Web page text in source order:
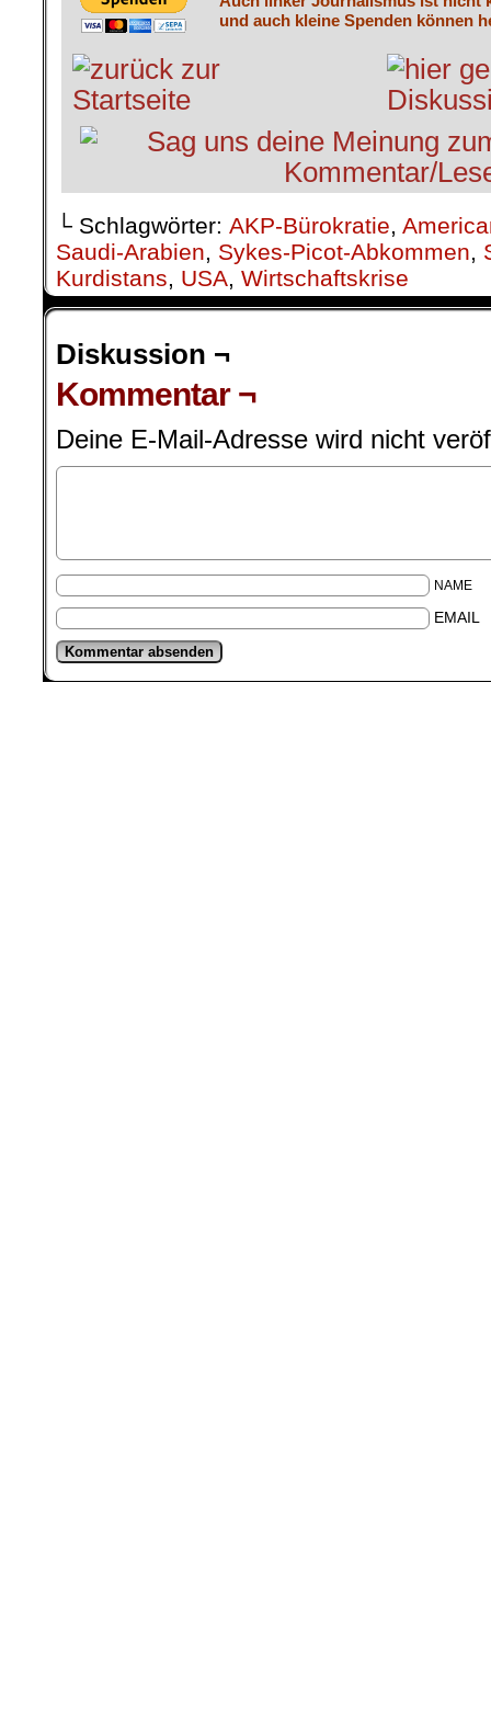
und auch kleine Spenden können
└ Schlagwörter: AKP-Bürokratie,
Saudi-Arabien, Sykes-Picot-Abkommen,
Kurdistans, USA, Wirtschaftskrise
Diskussion ¬
Kommentar ¬
Deine E-Mail-Adresse wird nicht
NAME
EMAIL